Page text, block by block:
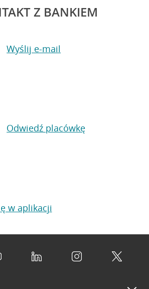
Z BANKIEM
Wyślij e-mail
Odwiedź placówkę
Skontaktuj się w aplikacji